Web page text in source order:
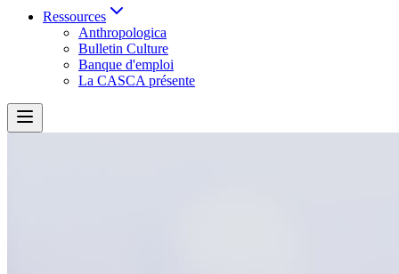
Ressources
Anthropologica
Bulletin Culture
Banque d'emploi
La CASCA présente